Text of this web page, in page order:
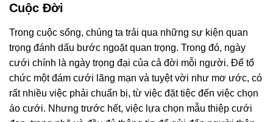
Cuộc Đời
Trong cuộc sống, chúng ta trải qua những sự kiện quan
trọng đánh dấu bước ngoặt quan trọng. Trong đó, ngày
cưới chính là ngày trọng đại của cả đời mỗi người. Để tổ
chức một đám cưới lãng mạn và tuyệt vời như mơ ước, có
rất nhiều việc phải chuẩn bị, từ việc đặt tiệc đến việc chọn
áo cưới. Nhưng trước hết, việc lựa chọn mẫu thiệp cưới